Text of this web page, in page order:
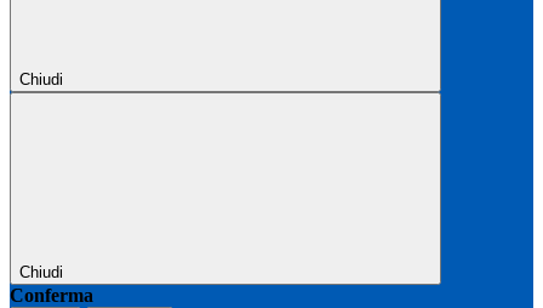
Chiudi
Chiudi
Conferma